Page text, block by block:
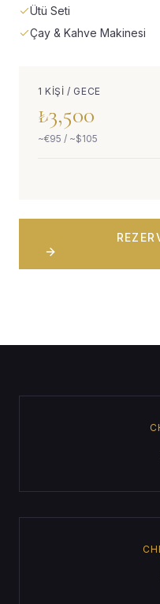
Ütü Seti
Çay & Kahve Makinesi
1 KIŞI / GECE
₺3,500
~€95 / ~$105